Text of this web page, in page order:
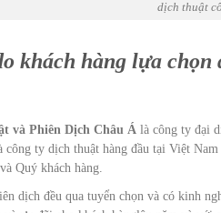
dịch thuật
khách hàng lựa
và Phiên Dịch Châu Á là công ty đại
công ty dịch thuật hàng đầu tại Việt
Quý khách hàng.
dịch đều qua tuyển chọn và có kinh